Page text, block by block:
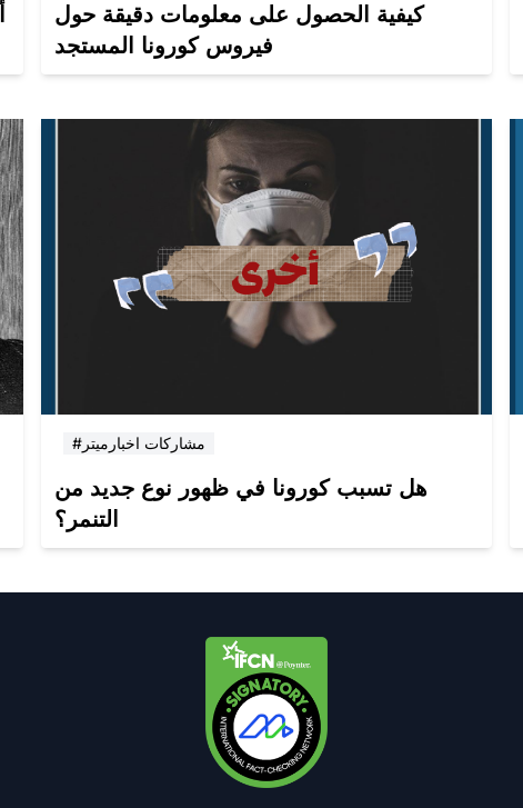
كيفية الحصول على معلومات دقيقة حول
فيروس كورونا المستجد
#مشاركات اخبارميتر
هل تسبب كورونا في ظهور نوع جديد من
التنمر؟